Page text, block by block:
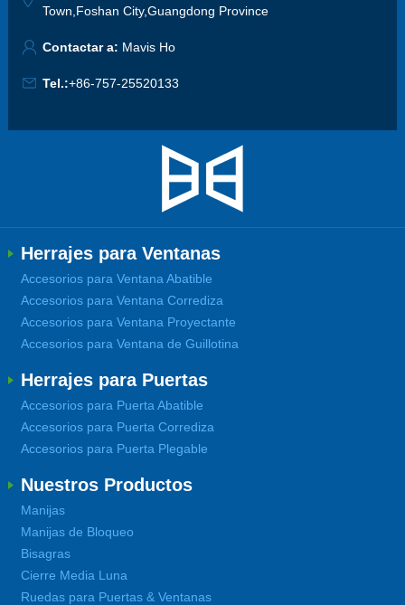
Town,Foshan City,Guangdong Province
Contactar a: Mavis Ho
Tel.:+86-757-25520133
Herrajes para Ventanas
Accesorios para Ventana Abatible
Accesorios para Ventana Corrediza
Accesorios para Ventana Proyectante
Accesorios para Ventana de Guillotina
Herrajes para Puertas
Accesorios para Puerta Abatible
Accesorios para Puerta Corrediza
Accesorios para Puerta Plegable
Nuestros Productos
Manijas
Manijas de Bloqueo
Bisagras
Cierre Media Luna
Ruedas para Puertas & Ventanas